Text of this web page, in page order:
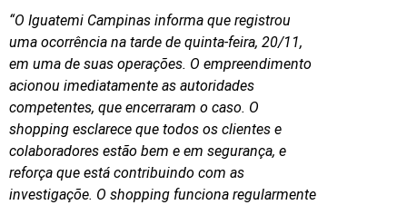
“O Iguatemi Campinas informa que registrou
uma ocorrência na tarde de quinta-feira, 20/11,
em uma de suas operações. O empreendimento
acionou imediatamente as autoridades
competentes, que encerraram o caso. O
shopping esclarece que todos os clientes e
colaboradores estão bem e em segurança, e
reforça que está contribuindo com as
investigaçõe. O shopping funciona regularmente